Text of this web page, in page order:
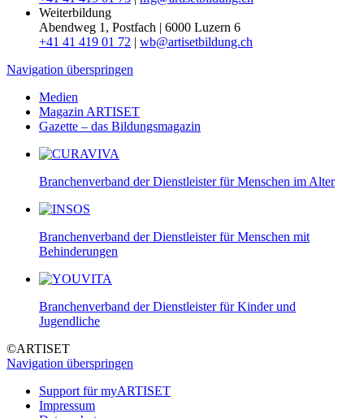
Weiterbildung
Abendweg 1, Postfach | 6000 Luzern 6
+41 41 419 01 72 | wb@artisetbildung.ch
Navigation überspringen
Medien
Magazin ARTISET
Gazette – das Bildungsmagazin
Branchenverband der Dienstleister für Menschen im Alter
Branchenverband der Dienstleister für Menschen mit
Behinderungen
Branchenverband der Dienstleister für Kinder und
Jugendliche
©ARTISET
Navigation überspringen
Support für myARTISET
Impressum